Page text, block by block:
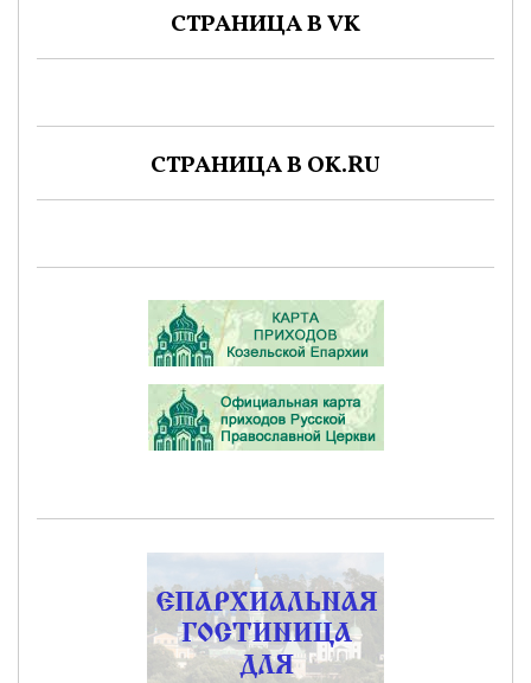
СТРАНИЦА В VK
СТРАНИЦА В OK.RU